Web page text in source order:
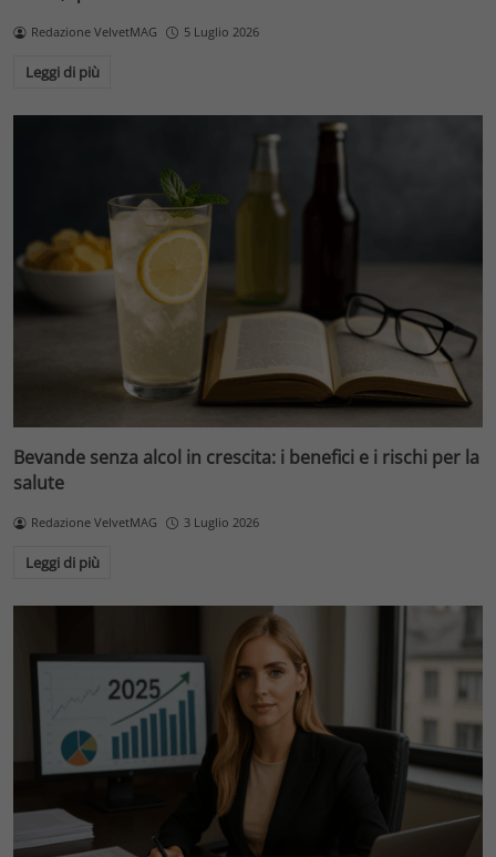
Redazione VelvetMAG 5 Luglio 2026
Leggi di più
Bevande senza alcol in crescita: i benefici e i rischi per la
salute
Redazione VelvetMAG 3 Luglio 2026
Leggi di più